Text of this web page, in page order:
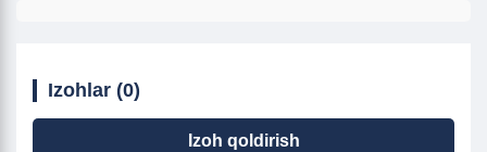
Izohlar (0)
Izoh qoldirish